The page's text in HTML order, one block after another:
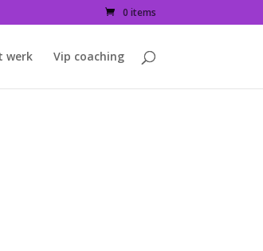
0 items
werk Vip coaching